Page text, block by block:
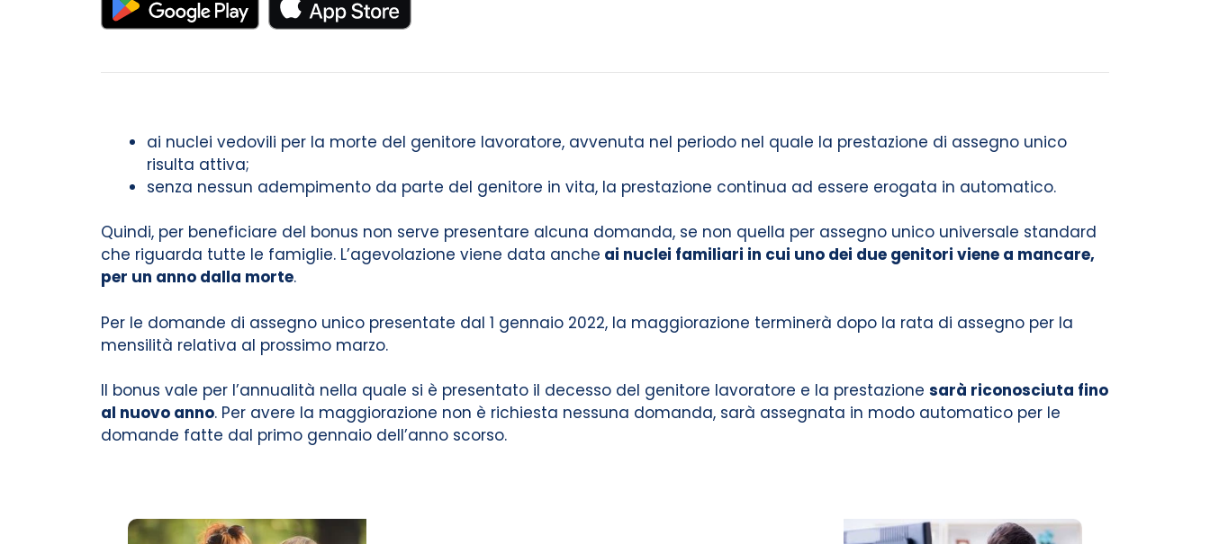
ai nuclei vedovili per la morte del genitore lavoratore, avvenuta nel periodo nel quale la prestazione di assegno unico
risulta attiva;
senza nessun adempimento da parte del genitore in vita, la prestazione continua ad essere erogata in automatico.
Quindi, per beneficiare del bonus non serve presentare alcuna domanda, se non quella per assegno unico universale standard
che riguarda tutte le famiglie. L’agevolazione viene data anche ai nuclei familiari in cui uno dei due genitori viene a mancare,
per un anno dalla morte.
Per le domande di assegno unico presentate dal 1 gennaio 2022, la maggiorazione terminerà dopo la rata di assegno per la
mensilità relativa al prossimo marzo.
Il bonus vale per l’annualità nella quale si è presentato il decesso del genitore lavoratore e la prestazione sarà riconosciuta fino
al nuovo anno. Per avere la maggiorazione non è richiesta nessuna domanda, sarà assegnata in modo automatico per le
domande fatte dal primo gennaio dell’anno scorso.